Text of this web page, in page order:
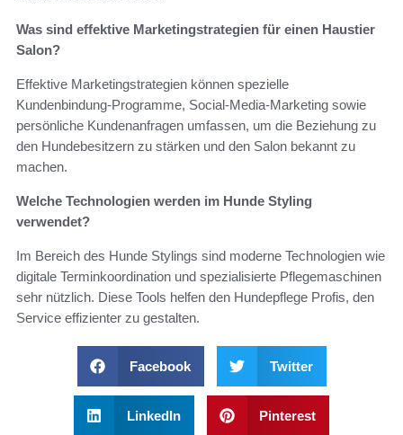
Was sind effektive Marketingstrategien für einen Haustier
Salon?
Effektive Marketingstrategien können spezielle
Kundenbindung-Programme, Social-Media-Marketing sowie
persönliche Kundenanfragen umfassen, um die Beziehung zu
den Hundebesitzern zu stärken und den Salon bekannt zu
machen.
Welche Technologien werden im Hunde Styling
verwendet?
Im Bereich des Hunde Stylings sind moderne Technologien wie
digitale Terminkoordination und spezialisierte Pflegemaschinen
sehr nützlich. Diese Tools helfen den Hundepflege Profis, den
Service effizienter zu gestalten.
Facebook Twitter
LinkedIn Pinterest